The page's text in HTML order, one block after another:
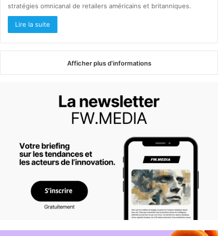
stratégies omnicanal de retailers américains et britanniques.
Lire la suite
Afficher plus d'informations